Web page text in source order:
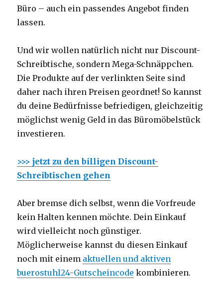
Büro – auch ein passendes Angebot finden
lassen.
Und wir wollen natürlich nicht nur Discount-
Schreibtische, sondern Mega-Schnäppchen.
Die Produkte auf der verlinkten Seite sind
daher nach ihren Preisen geordnet! So kannst
du deine Bedürfnisse befriedigen, gleichzeitig
möglichst wenig Geld in das Büromöbelstück
investieren.
>>> jetzt zu den billigen Discount-
Schreibtischen gehen
Aber bremse dich selbst, wenn die Vorfreude
kein Halten kennen möchte. Dein Einkauf
wird vielleicht noch günstiger.
Möglicherweise kannst du diesen Einkauf
noch mit einem aktuellen und aktiven
buerostuhl24-Gutscheincode kombinieren.